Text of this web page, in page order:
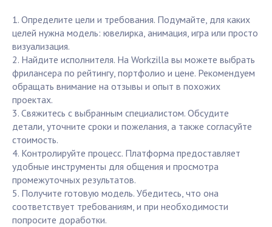
1. Определите цели и требования. Подумайте, для каких
целей нужна модель: ювелирка, анимация, игра или просто
визуализация.
2. Найдите исполнителя. На Workzilla вы можете выбрать
фрилансера по рейтингу, портфолио и цене. Рекомендуем
обращать внимание на отзывы и опыт в похожих
проектах.
3. Свяжитесь с выбранным специалистом. Обсудите
детали, уточните сроки и пожелания, а также согласуйте
стоимость.
4. Контролируйте процесс. Платформа предоставляет
удобные инструменты для общения и просмотра
промежуточных результатов.
5. Получите готовую модель. Убедитесь, что она
соответствует требованиям, и при необходимости
попросите доработки.